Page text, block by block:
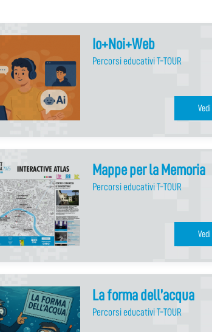
Io+Noi+Web
Percorsi educativi T-TOUR
Mappe per la Memoria
Percorsi educativi T-TOUR
La forma dell’acqua
Percorsi educativi T-TOUR